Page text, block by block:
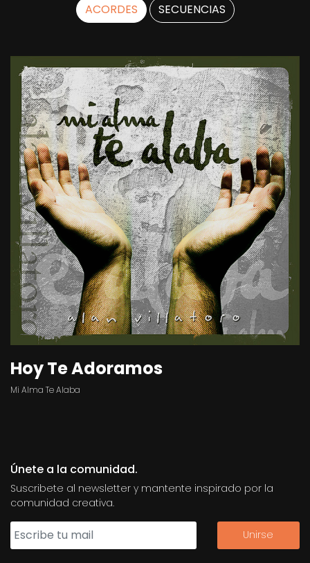
ACORDES SECUENCIAS
Hoy Te Adoramos
Mi Alma Te Alaba
Únete a la comunidad.
Suscribete al newsletter y mantente inspirado por la
comunidad creativa.